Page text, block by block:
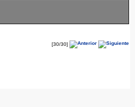
[30/30]